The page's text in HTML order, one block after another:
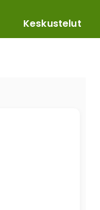
Keskustelut